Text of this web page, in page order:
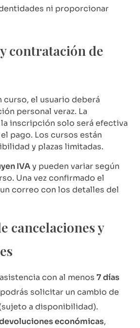
ni proporcionar
contratación de
curso, el usuario deberá
personal veraz. La
inscripción solo será efectiva
pago. Los cursos están
y plazas limitadas.
IVAy pueden variar según
Una vez confirmado el
correo con los detalles del
cancelaciones y
con al menos 7 días
solicitar un cambio de
a disponibilidad).
económicas,